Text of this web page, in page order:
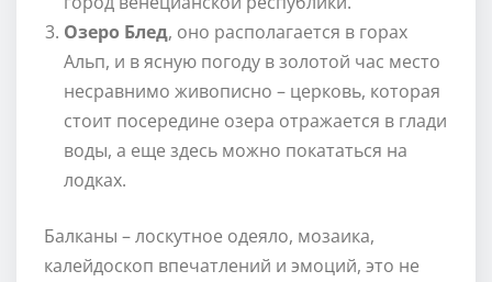
Озеро Блед, оно располагается в горах
Альп, и в ясную погоду в золотой час место
несравнимо живописно – церковь, которая
стоит посередине озера отражается в глади
воды, а еще здесь можно покататься на
лодках.
Балканы – лоскутное одеяло, мозаика,
калейдоскоп впечатлений и эмоций, это не